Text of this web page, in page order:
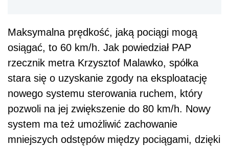
Maksymalna prędkość, jaką pociągi mogą
osiągać, to 60 km/h. Jak powiedział PAP
rzecznik metra Krzysztof Malawko, spółka
stara się o uzyskanie zgody na eksploatację
nowego systemu sterowania ruchem, który
pozwoli na jej zwiększenie do 80 km/h. Nowy
system ma też umożliwić zachowanie
mniejszych odstępów między pociągami, dzięki